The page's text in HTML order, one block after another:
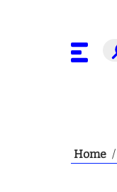
Home /